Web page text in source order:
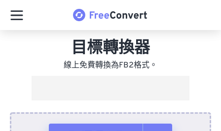
目標轉換器
線上免費轉換為FB2格式。